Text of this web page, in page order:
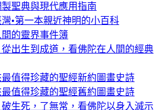
聖典與現代應用指南
•第一本親近神明的小百科
的靈界事件簿
從出生到成道，看佛陀在人間的經典
最值得珍藏的聖經新約圖畫史詩
最值得珍藏的聖經舊約圖畫史詩
生死，了無常，看佛陀以身入滅示